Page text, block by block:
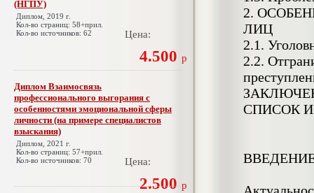
(НГПУ)
Диплом, 2019 г.
Кол-во страниц: 58+прил.
Кол-во источников: 62
Цена:
4.500 р
Диплом Взаимосвязь
профессионального выгорания с
особенностями эмоциональной сферы
личности (на примере специалистов
взыскания)
Диплом, 2021 г.
Кол-во страниц: 57+прил.
Кол-во источников: 70
Цена:
2.500 р
2.
ЛИЦ
2.1.
2.2.
СПИСОК